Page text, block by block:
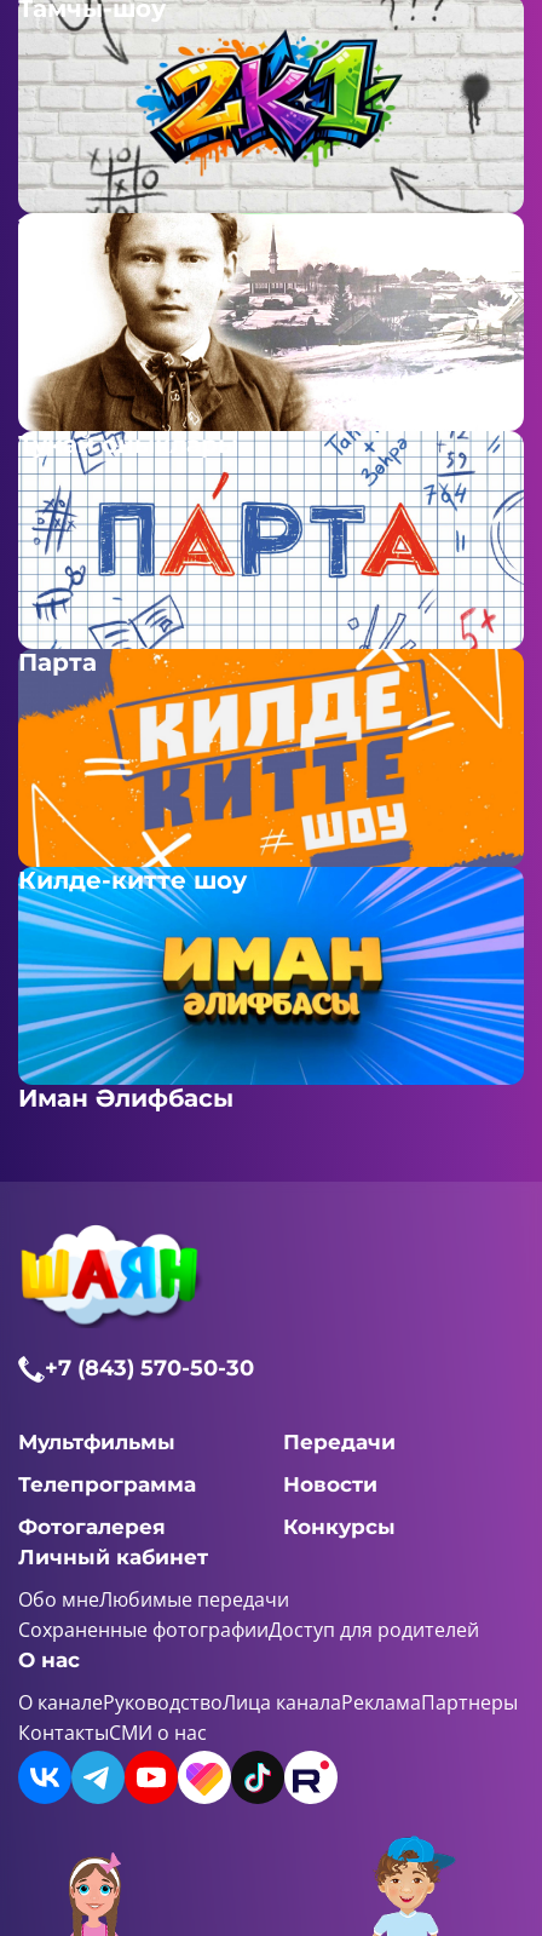
Тамчы-шоу
2к1
Тукай оныклары
Парта
Килде-китте шоу
Иман Әлифбасы
+7 (843) 570-50-30
Мультфильмы
Передачи
Телепрограмма
Новости
Фотогалерея
Конкурсы
Личный кабинет
Обо мнеЛюбимые передачи
Сохраненные фотографииДоступ для родителей
О нас
О каналеРуководствоЛица каналаРекламаПартнеры
КонтактыСМИ о нас